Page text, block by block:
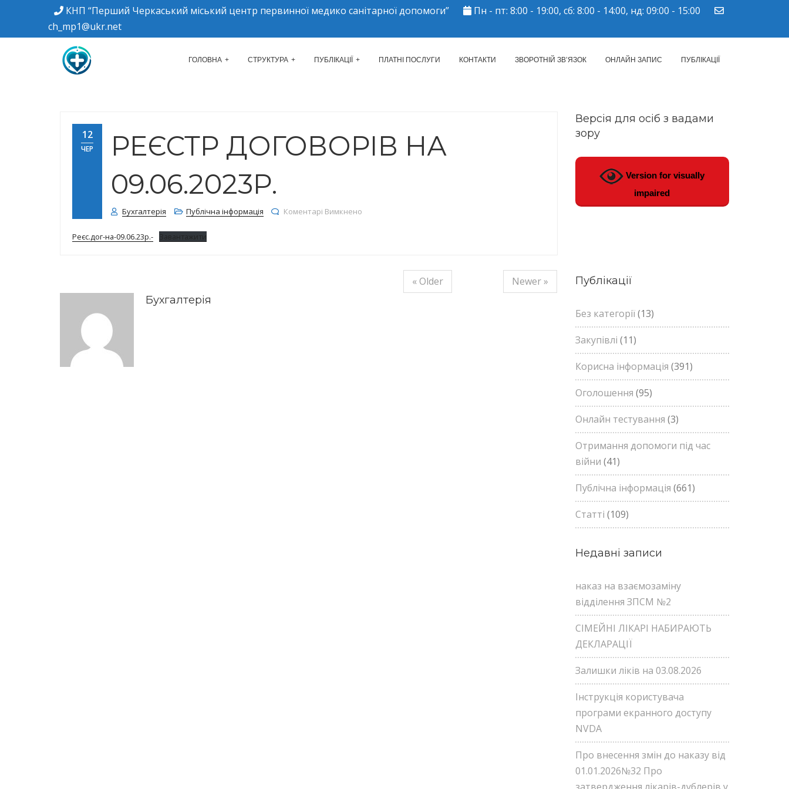
КНП “Перший Черкаський міський центр первинної медико санітарної допомоги”
Пн - пт: 8:00 - 19:00, сб: 8:00 - 14:00, нд: 09:00 - 15:00
ch_mp1@ukr.net
КНП "ПЕРШИЙ ЧЕРКАСЬКИЙ МІСЬКИЙ ЦЕНТР ПМСД"
ГОЛОВНА СТРУКТУРА ПУБЛІКАЦІЇ ПЛАТНІ ПОСЛУГИ КОНТАКТИ ЗВОРОТНІЙ ЗВ’ЯЗОК ОНЛАЙН ЗАПИС ПУБЛІКАЦІЇ
12
ЧЕР
РЕЄСТР ДОГОВОРІВ НА
09.06.2023Р.
Бухгалтерія Публічна інформація Коментарі Вимкнено
Реєс.дог-на-09.06.23р.- Завантажити
« Older
Newer »
Бухгалтерія
Версія для осіб з вадами
зору
Version for visually
impaired
Публікації
Без категорії(13)
Закупівлі (11)
Корисна інформація (391)
Оголошення (95)
Онлайн тестування (3)
Отримання допомоги під час
війни (41)
Публічна інформація (661)
Статті (109)
Недавні записи
наказ на взаємозаміну
відділення ЗПСМ №2
СІМЕЙНІ ЛІКАРІ НАБИРАЮТЬ
ДЕКЛАРАЦІЇ
Залишки ліків на 03.08.2026
Інструкція користувача
програми екранного доступу
NVDA
Про внесення змін до наказу від
01.01.2026№32 Про